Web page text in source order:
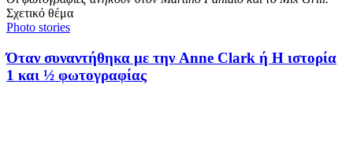
Σχετικό θέμα
Photo stories
Όταν συναντήθηκα με την Anne Clark ή Η ιστορία
1 και ½ φωτογραφίας